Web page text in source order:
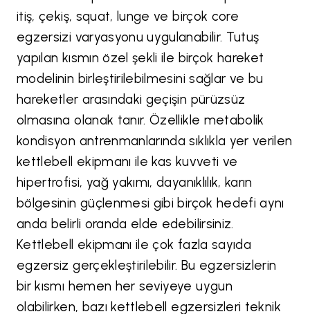
itiş, çekiş, squat, lunge ve birçok core
egzersizi varyasyonu uygulanabilir. Tutuş
yapılan kısmın özel şekli ile birçok hareket
modelinin birleştirilebilmesini sağlar ve bu
hareketler arasındaki geçişin pürüzsüz
olmasına olanak tanır. Özellikle metabolik
kondisyon antrenmanlarında sıklıkla yer verilen
kettlebell ekipmanı ile kas kuvveti ve
hipertrofisi, yağ yakımı, dayanıklılık, karın
bölgesinin güçlenmesi gibi birçok hedefi aynı
anda belirli oranda elde edebilirsiniz.
Kettlebell ekipmanı ile çok fazla sayıda
egzersiz gerçekleştirilebilir. Bu egzersizlerin
bir kısmı hemen her seviyeye uygun
olabilirken, bazı kettlebell egzersizleri teknik